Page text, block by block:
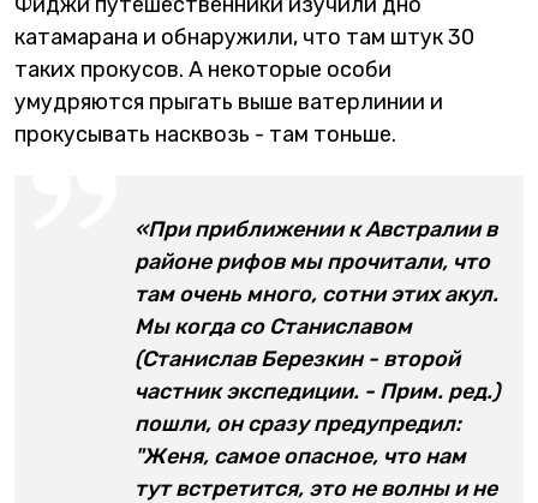
катамарана и обнаружили, что там штук 30
таких прокусов. А некоторые особи
умудряются прыгать выше ватерлинии и
прокусывать насквозь - там тоньше.
«При приближении к Австралии в
районе рифов мы прочитали, что
там очень много, сотни этих акул.
Мы когда со Станиславом
(Станислав Березкин - второй
частник экспедиции. - Прим. ред.)
пошли, он сразу предупредил:
"Женя, самое опасное, что нам
тут встретится, это не волны и не